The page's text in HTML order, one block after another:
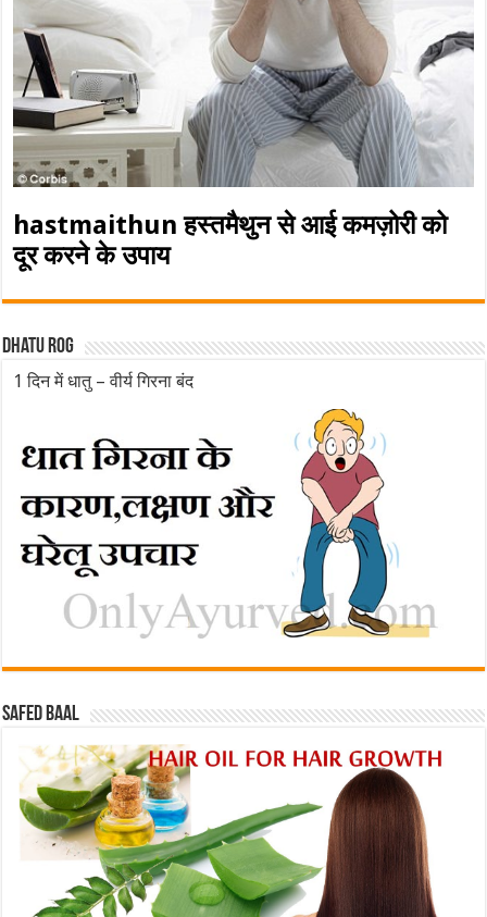
hastmaithun हस्तमैथुन से आई कमज़ोरी को
दूर करने के उपाय
Dhatu rog
1 दिन में धातु – वीर्य गिरना बंद
Safed baal